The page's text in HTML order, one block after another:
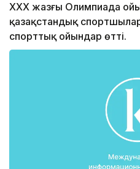
ХХХ жазғы Олимпиада
қазақстандық
спорттық ойындар өтті.